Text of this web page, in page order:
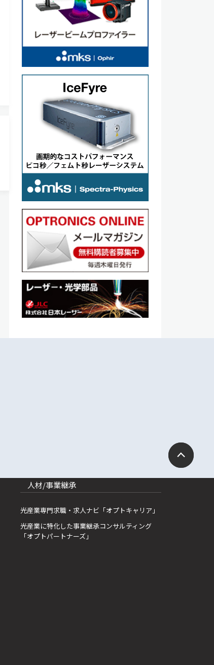
人材/事業継承
光産業専門求職・求人ナビ「オプトキャリア」
光産業に特化した事業継承コンサルティング
「オプトパートナーズ」